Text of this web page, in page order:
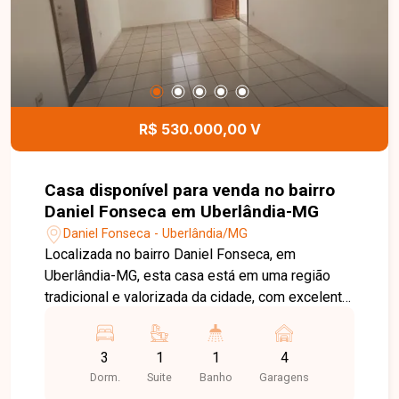
Uma excelente oportunidade para quem busca
conforto, economia e tecnologia em uma casa
moderna, localizada em uma das regiões que
mais crescem em Uberlândia. Entre em contato e
agende sua visita!
R$ 530.000,00 V
Casa disponível para venda no bairro
Daniel Fonseca em Uberlândia-MG
Daniel Fonseca - Uberlândia/MG
Localizada no bairro Daniel Fonseca, em
Uberlândia-MG, esta casa está em uma região
tradicional e valorizada da cidade, com excelente
principais vias, além de estar próxima a
supermercados, escolas, farmácias, comércios e
diversos serviços, oferecendo praticidade e
3
Dorm.
1
Suite
1
Banho
4
Garagens